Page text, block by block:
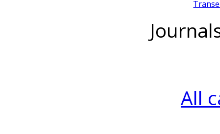
All